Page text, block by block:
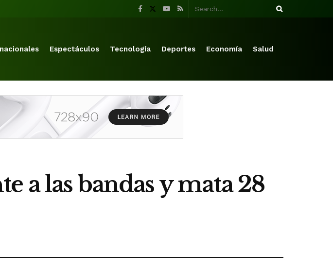
Espectáculos Tecnología Deportes Economía Salud
a las bandas y mata 28